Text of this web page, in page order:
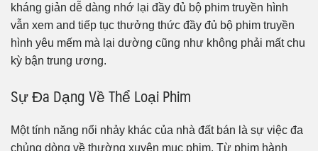
kháng giản dễ dàng nhớ lại đầy đủ bộ phim truyền hình
vẫn xem and tiếp tục thưởng thức đầy đủ bộ phim truyền
hình yêu mếm mà lại dường cũng như không phải mất chu
kỳ bận trung ương.
Sự Đa Dạng Về Thể Loại Phim
Một tính năng nổi nhảy khác của nhà đất bán là sự việc đa
chủng dòng về thường xuyên mục phim. Từ phim hành